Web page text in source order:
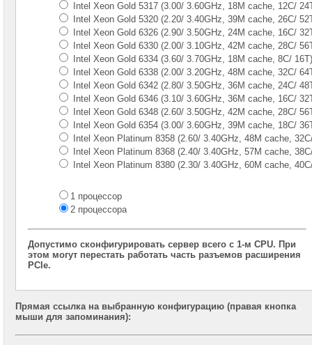
Серверы
Supermicro
Серверы
Supermicro
Серверы
Supermicro
CPU
Серверы
Tower
2x
Intel Xeon Gold 5317 (3.00/ 3.60GHz, 18M cache, 12C/
Intel Xeon Gold 5320 (2.20/ 3.40GHz, 39M cache, 26C/
Intel Xeon Gold 6326 (2.90/ 3.50GHz, 24M cache, 16C/
Intel Xeon Gold 6330 (2.00/ 3.10GHz, 42M cache, 28C/
Intel Xeon Gold 6334 (3.60/ 3.70GHz, 18M cache, 8С/ 16T)
Intel Xeon Gold 6338 (2.00/ 3.20GHz, 48M cache, 32C/
Intel Xeon Gold 6342 (2.80/ 3.50GHz, 36M cache, 24C/
Intel Xeon Gold 6346 (3.10/ 3.60GHz, 36M cache, 16C/
Intel Xeon Gold 6348 (2.60/ 3.50GHz, 42M cache, 28C/
Intel Xeon Gold 6354 (3.00/ 3.60GHz, 39M cache, 18C/
Intel Xeon Platinum 8358 (2.60/ 3.40GHz, 48M cache,
Intel Xeon Platinum 8368 (2.40/ 3.40GHz, 57M cache,
Intel Xeon Platinum 8380 (2.30/ 3.40GHz, 60M cache,
1 процессор
2 процессора
Допустимо сконфигурировать сервер всего с 1-м CPU. При
этом могут перестать работать часть разъемов расширения
PCIe.
Прямая ссылка на выбранную конфигурацию (правая кнопка
мыши для запоминания):